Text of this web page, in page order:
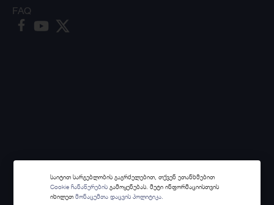
Made with
FAQ
საიტით სარგებლობის გაგრძელებით, თქვენ ეთანხმებით
Cookie ჩანაწერების გამოყენებას. მეტი ინფორმაციისთვის
იხილეთმონაცემთა დაცვის პოლიტიკა.